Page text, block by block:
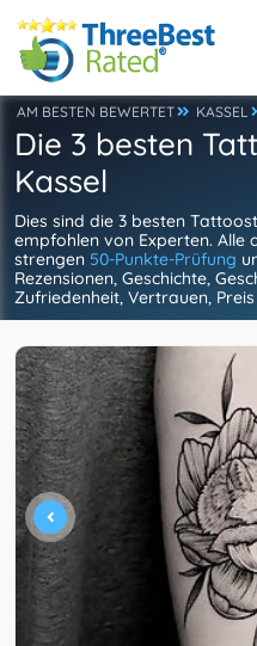
AM BESTEN BEWERTET KASSEL
Die 3 besten
Kassel
Dies sind die 3 besten
empfohlen von Experten.
strengen 50-Punkte-Prüfung
Rezensionen, Geschichte,
Zufriedenheit, Vertrauen,